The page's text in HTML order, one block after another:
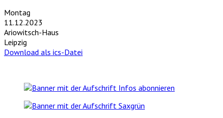
Montag
11.12.2023
Ariowitsch-Haus
Leipzig
Download als ics-Datei